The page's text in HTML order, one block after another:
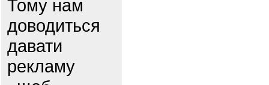
Тому нам
доводиться
давати
рекламу